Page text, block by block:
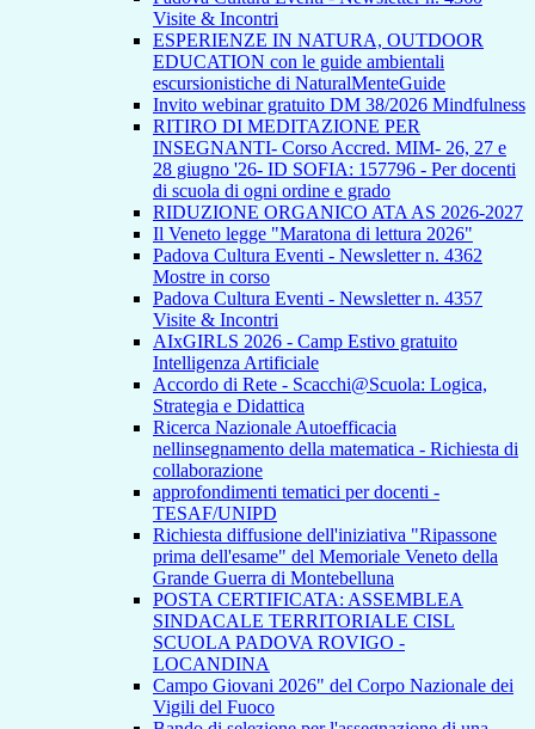
Visite & Incontri
ESPERIENZE IN NATURA, OUTDOOR
EDUCATION con le guide ambientali
escursionistiche di NaturalMenteGuide
Invito webinar gratuito DM 38/2026 Mindfulness
RITIRO DI MEDITAZIONE PER
INSEGNANTI- Corso Accred. MIM- 26, 27 e
28 giugno '26- ID SOFIA: 157796 - Per docenti
di scuola di ogni ordine e grado
RIDUZIONE ORGANICO ATA AS 2026-2027
Il Veneto legge "Maratona di lettura 2026"
Padova Cultura Eventi - Newsletter n. 4362
Mostre in corso
Padova Cultura Eventi - Newsletter n. 4357
Visite & Incontri
AIxGIRLS 2026 - Camp Estivo gratuito
Intelligenza Artificiale
Accordo di Rete - Scacchi@Scuola: Logica,
Strategia e Didattica
Ricerca Nazionale Autoefficacia
nellinsegnamento della matematica - Richiesta di
collaborazione
approfondimenti tematici per docenti -
TESAF/UNIPD
Richiesta diffusione dell'iniziativa "Ripassone
prima dell'esame" del Memoriale Veneto della
Grande Guerra di Montebelluna
POSTA CERTIFICATA: ASSEMBLEA
SINDACALE TERRITORIALE CISL
SCUOLA PADOVA ROVIGO -
LOCANDINA
Campo Giovani 2026" del Corpo Nazionale dei
Vigili del Fuoco